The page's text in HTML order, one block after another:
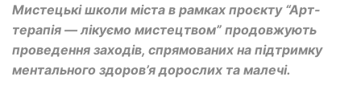
Мистецькі школи міста в рамках проєкту “Арт-
терапія — лікуємо мистецтвом” продовжують
проведення заходів, спрямованих на підтримку
ментального здоров’я дорослих та малечі.